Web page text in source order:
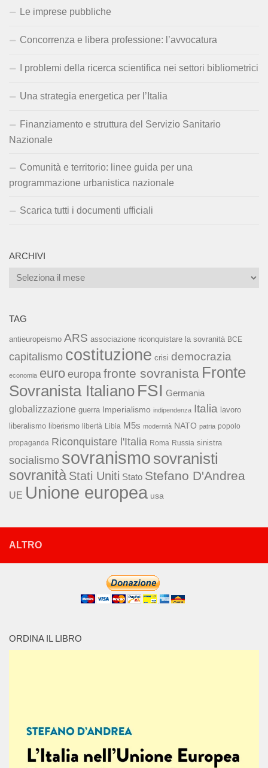
Le imprese pubbliche
Concorrenza e libera professione: l’avvocatura
I problemi della ricerca scientifica nei settori bibliometrici
Una strategia energetica per l’Italia
Finanziamento e struttura del Servizio Sanitario
Nazionale
Comunità e territorio: linee guida per una
programmazione urbanistica nazionale
Scarica tutti i documenti ufficiali
ARCHIVI
Archivi
TAG
antieuropeismo ARS associazione riconquistare la sovranità BCE
capitalismo costituzione crisi democrazia
economia euro europa fronte sovranista Fronte
Sovranista Italiano FSI Germania
globalizzazione guerra Imperialismo indipendenza Italia lavoro
liberalismo liberismo libertà Libia M5s modernità NATO patria popolo
propaganda Riconquistare l'Italia Roma Russia sinistra
socialismo sovranismo sovranisti
sovranità Stati Uniti Stato Stefano D'Andrea
UE Unione europea usa
ALTRO
ORDINA IL LIBRO